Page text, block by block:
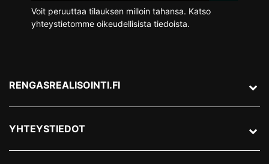
Voit peruuttaa tilauksen milloin tahansa. Katso
yhteystietomme oikeudellisista tiedoista.
RENGASREALISOINTI.FI
YHTEYSTIEDOT